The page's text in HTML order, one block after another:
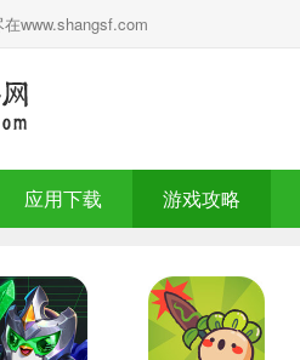
www.shangsf.com
应用下载 游戏攻略